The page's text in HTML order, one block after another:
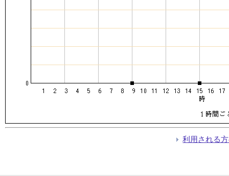
利用される